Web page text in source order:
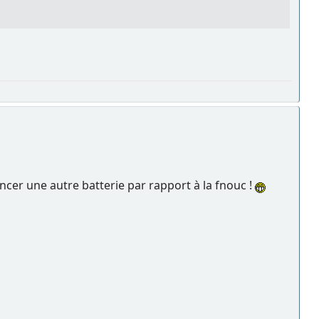
une autre batterie par rapport à la fnouc !